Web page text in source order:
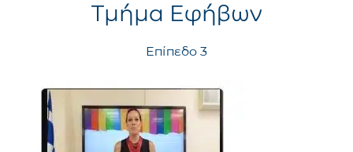
Τμήμα Εφήβων
Επίπεδο 3